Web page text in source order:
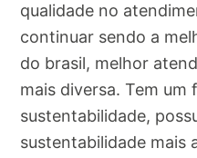
qualidade no
continuar sendo a
do brasil, melhor
mais diversa. Tem
sustentabilidade,
sustentabilidade mais